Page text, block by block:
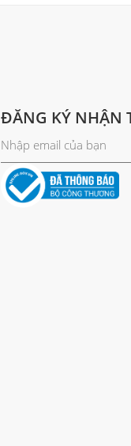
ĐĂNG KÝ NHẬN